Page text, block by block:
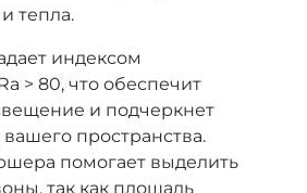
тепла.
индексом
> 80, что обеспечит
и подчеркнет
пространства.
помогает выделить
так как площадь